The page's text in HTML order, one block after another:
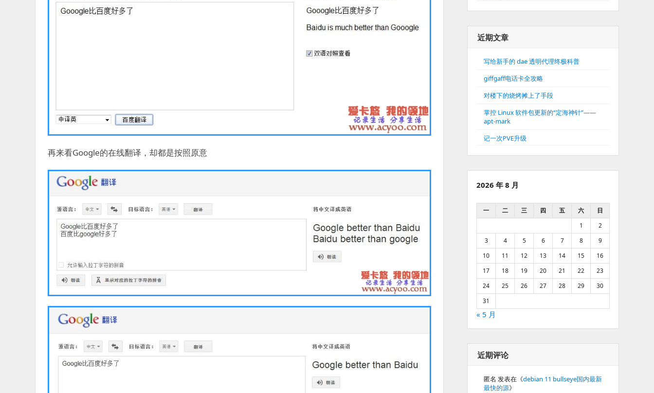
再来看Google的在线翻译，却都是按照原意
近期文章
写给新手的 dae 透明代理终极科普
giffgaff电话卡全攻略
对楼下的烧烤摊上了手段
掌控 Linux 软件包更新的“定海神针”——
apt-mark
记一次PVE升级
2026 年 8 月
一 二 三 四 五 六
日
1
2
3
4 5 6 7 8
9
10
11 12 13 14 15
16
17
18 19 20 21 22
23
24
25 26 27 28 29
30
31
« 5 月
近期评论
匿名 发表在《debian 11 bullseye国内最新
最快的源》